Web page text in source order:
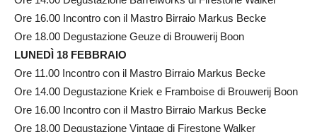
Ore 16.00 Incontro con il Mastro Birraio Markus Becke
Ore 18.00 Degustazione Geuze di Brouwerij Boon
LUNEDÌ 18 FEBBRAIO
Ore 11.00 Incontro con il Mastro Birraio Markus Becke
Ore 14.00 Degustazione Kriek e Framboise di Brouwerij Boon
Ore 16.00 Incontro con il Mastro Birraio Markus Becke
Ore 18.00 Degustazione Vintage di Firestone Walker